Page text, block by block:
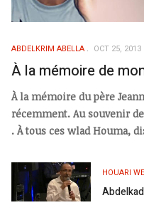
ABDELKRIM ABELLA OCT 25, 2013
À la mémoire de
À la mémoire du père
récemment. Au souvenir
. À tous ces wlad Houma,
HOUARI